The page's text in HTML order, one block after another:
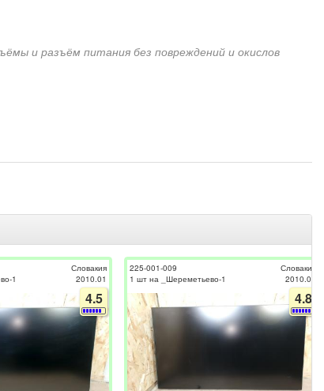
и разъём питания без повреждений и окислов
1
Словакия
2010.01
4.5
225-001-009
1 шт на _Шереметьево-1
Словакия
2010.01
4.8